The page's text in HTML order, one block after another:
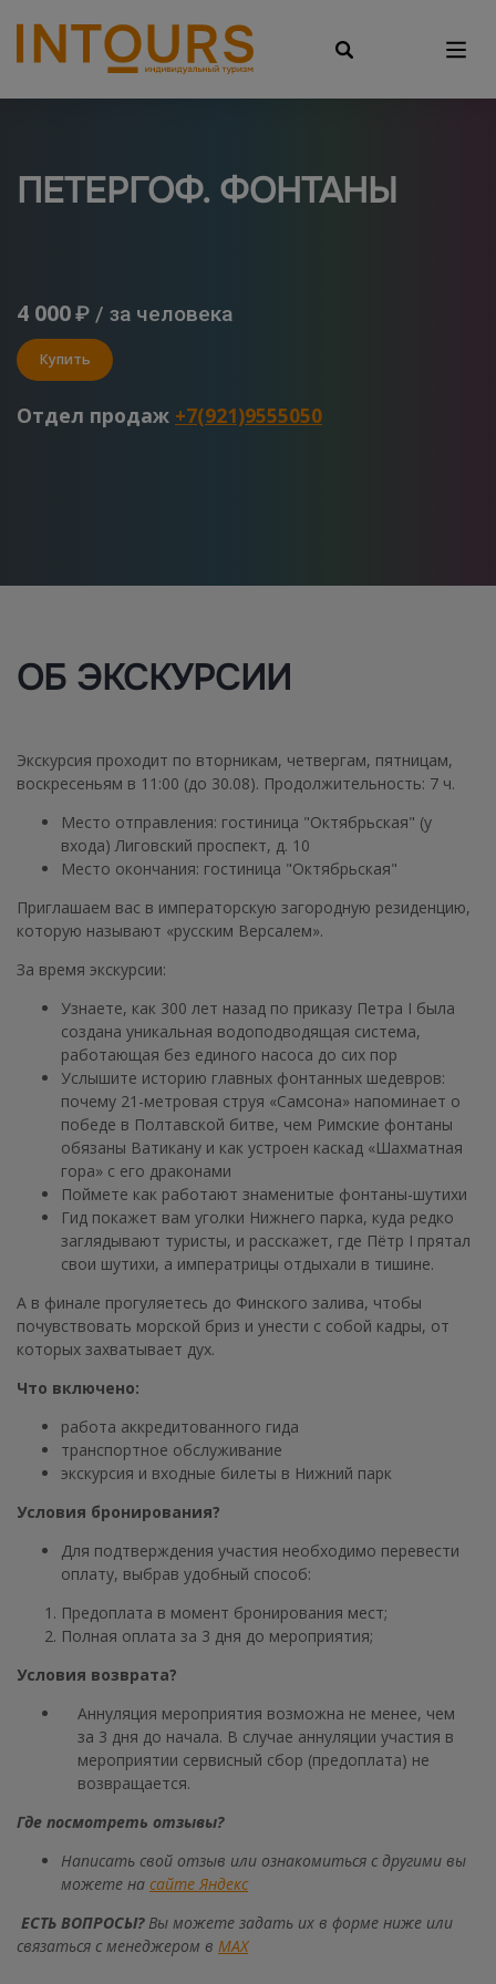
ПЕТЕРГОФ. ФОНТАНЫ
Купить
4 000₽ / за человека
Отдел продаж +7(921)9555050
ОБ ЭКСКУРСИИ
Экскурсия проходит по вторникам, четвергам, пятницам,
воскресеньям в 11:00 (до 30.08). Продолжительность: 7 ч.
Место отправления: гостиница "Октябрьская" (у
входа) Лиговский проспект, д. 10
Место окончания: гостиница "Октябрьская"
Приглашаем вас в императорскую загородную резиденцию,
которую называют «русским Версалем».
За время экскурсии:
Узнаете, как 300 лет назад по приказу Петра I была
создана уникальная водоподводящая система,
работающая без единого насоса до сих пор
Услышите историю главных фонтанных шедевров:
почему 21-метровая струя «Самсона» напоминает о
победе в Полтавской битве, чем Римские фонтаны
обязаны Ватикану и как устроен каскад «Шахматная
гора» с его драконами
Поймете как работают знаменитые фонтаны-шутихи
Гид покажет вам уголки Нижнего парка, куда редко
заглядывают туристы, и расскажет, где Пётр I прятал
свои шутихи, а императрицы отдыхали в тишине.
А в финале прогуляетесь до Финского залива, чтобы
почувствовать морской бриз и унести с собой кадры, от
которых захватывает дух.
Что включено:
работа аккредитованного гида
транспортное обслуживание
экскурсия и входные билеты в Нижний парк
Условия бронирования?
Для подтверждения участия необходимо перевести
оплату, выбрав удобный способ:
Предоплата в момент бронирования мест;
Полная оплата за 3 дня до мероприятия;
Условия возврата?
Аннуляция мероприятия возможна не менее, чем
за 3 дня до начала. В случае аннуляции участия в
мероприятии сервисный сбор (предоплата) не
возвращается.
Где посмотреть отзывы?
Написать свой отзыв или ознакомиться с другими вы
можете на сайте Яндекс
ЕСТЬ ВОПРОСЫ?Вы можете задать их в форме ниже или
связаться с менеджером в МАХ